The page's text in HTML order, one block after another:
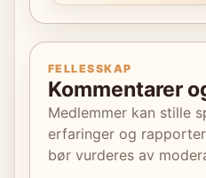
FELLESSKAP
Kommentarer
Medlemmer kan stille
erfaringer og
bør vurderes av